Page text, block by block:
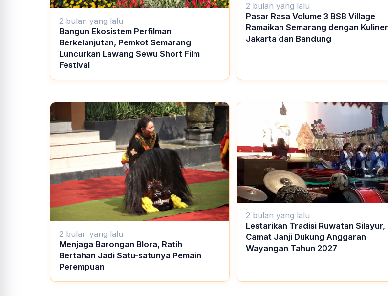
2 bulan yang lalu
Bangun Ekosistem Perfilman
Berkelanjutan, Pemkot Semarang
Luncurkan Lawang Sewu Short Film
Festival
2 bulan yang lalu
Pasar Rasa Volume 3 BSB Village
Ramaikan Semarang dengan Kuliner
Jakarta dan Bandung
2 bulan yang lalu
Menjaga Barongan Blora, Ratih
Bertahan Jadi Satu-satunya Pemain
Perempuan
2 bulan yang lalu
Lestarikan Tradisi Ruwatan Silayur,
Camat Janji Dukung Anggaran
Wayangan Tahun 2027